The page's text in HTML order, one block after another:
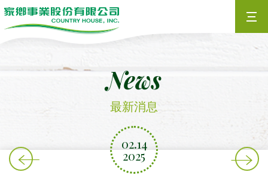
News
最新消息
Content
02.14
2025